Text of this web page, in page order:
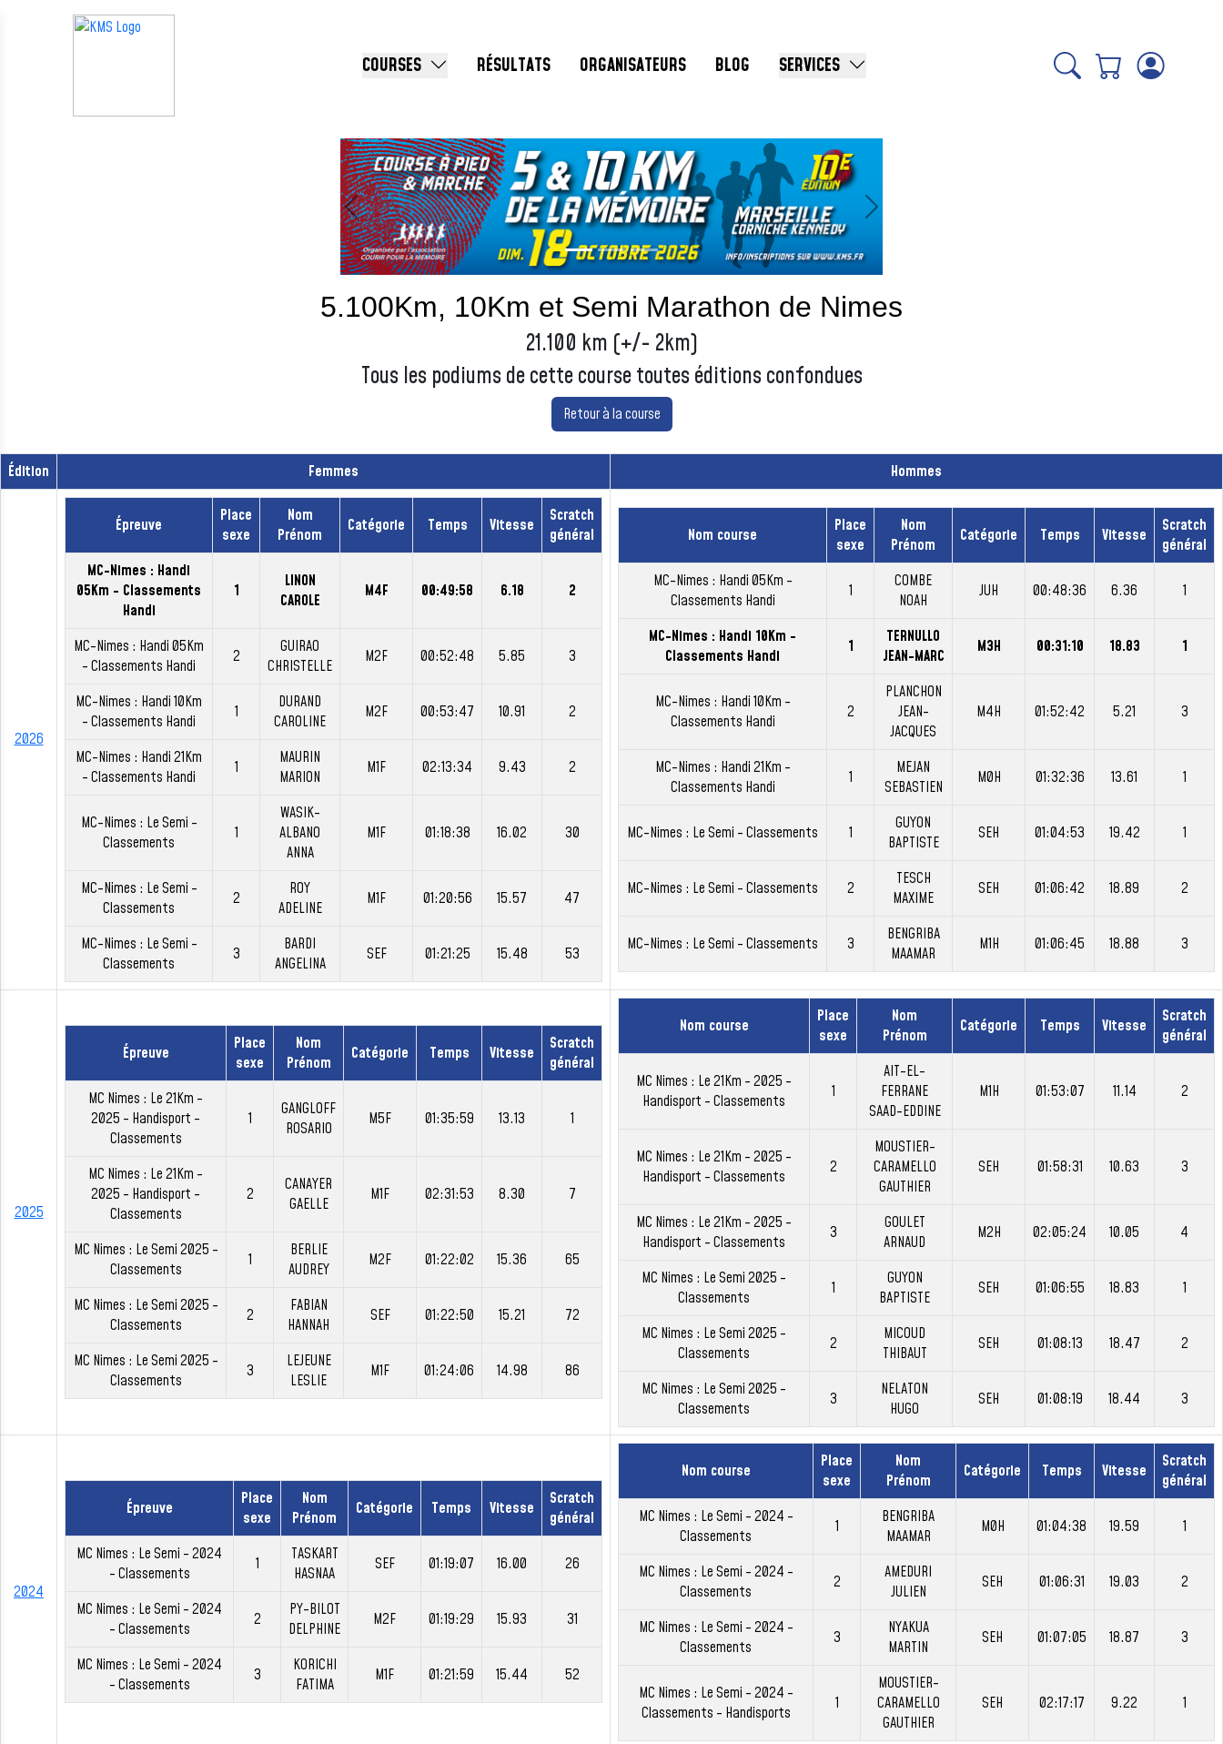
COURSES RÉSULTATS ORGANISATEURS BLOG SERVICES
Précédent Suivant
5.100Km, 10Km et Semi Marathon de Nimes
21.100 km (+/- 2km)
Tous les podiums de cette course toutes éditions confondues
Retour à la course
Édition Femmes Hommes
2026
Épreuve
Place
sexe
Nom
Prénom
Catégorie Temps Vitesse
Scratch
général
MC-Nimes : Handi
05Km - Classements
Handi
1
LINON
CAROLE
M4F 00:49:58 6.18 2
MC-Nimes : Handi 05Km
- Classements Handi
2
GUIRAO
CHRISTELLE
M2F 00:52:48 5.85 3
MC-Nimes : Handi 10Km
- Classements Handi
1
DURAND
CAROLINE
M2F 00:53:47 10.91 2
MC-Nimes : Handi 21Km
- Classements Handi
1
MAURIN
MARION
M1F 02:13:34 9.43 2
MC-Nimes : Le Semi -
Classements
1
WASIK-
ALBANO
ANNA
M1F 01:18:38 16.02 30
MC-Nimes : Le Semi -
Classements
2
ROY
ADELINE
M1F 01:20:56 15.57 47
MC-Nimes : Le Semi -
Classements
3
BARDI
ANGELINA
SEF 01:21:25 15.48 53
Nom course
Place
sexe
Nom
Prénom
Catégorie Temps Vitesse
Scratch
général
MC-Nimes : Handi 05Km -
Classements Handi
1
COMBE
NOAH
JUH 00:48:36 6.36 1
MC-Nimes : Handi 10Km -
Classements Handi
1
TERNULLO
JEAN-MARC
M3H 00:31:10 18.83 1
MC-Nimes : Handi 10Km -
Classements Handi
2
PLANCHON
JEAN-
JACQUES
M4H 01:52:42 5.21 3
MC-Nimes : Handi 21Km -
Classements Handi
1
MEJAN
SEBASTIEN
M0H 01:32:36 13.61 1
MC-Nimes : Le Semi - Classements 1
GUYON
BAPTISTE
SEH 01:04:53 19.42 1
MC-Nimes : Le Semi - Classements 2
TESCH
MAXIME
SEH 01:06:42 18.89 2
MC-Nimes : Le Semi - Classements 3
BENGRIBA
MAAMAR
M1H 01:06:45 18.88 3
2025
Épreuve
Place
sexe
Nom
Prénom
Catégorie Temps Vitesse
Scratch
général
MC Nimes : Le 21Km -
2025 - Handisport -
Classements
1
GANGLOFF
ROSARIO
M5F 01:35:59 13.13 1
MC Nimes : Le 21Km -
2025 - Handisport -
Classements
2
CANAYER
GAELLE
M1F 02:31:53 8.30 7
MC Nimes : Le Semi 2025 -
Classements
1
BERLIE
AUDREY
M2F 01:22:02 15.36 65
MC Nimes : Le Semi 2025 -
Classements
2
FABIAN
HANNAH
SEF 01:22:50 15.21 72
MC Nimes : Le Semi 2025 -
Classements
3
LEJEUNE
LESLIE
M1F 01:24:06 14.98 86
Nom course
Place
sexe
Nom
Prénom
Catégorie Temps Vitesse
Scratch
général
MC Nimes : Le 21Km - 2025 -
Handisport - Classements
1
AIT-EL-
FERRANE
SAAD-EDDINE
M1H 01:53:07 11.14 2
MC Nimes : Le 21Km - 2025 -
Handisport - Classements
2
MOUSTIER-
CARAMELLO
GAUTHIER
SEH 01:58:31 10.63 3
MC Nimes : Le 21Km - 2025 -
Handisport - Classements
3
GOULET
ARNAUD
M2H 02:05:24 10.05 4
MC Nimes : Le Semi 2025 -
Classements
1
GUYON
BAPTISTE
SEH 01:06:55 18.83 1
MC Nimes : Le Semi 2025 -
Classements
2
MICOUD
THIBAUT
SEH 01:08:13 18.47 2
MC Nimes : Le Semi 2025 -
Classements
3
NELATON
HUGO
SEH 01:08:19 18.44 3
2024
Épreuve
Place
sexe
Nom
Prénom
Catégorie Temps Vitesse
Scratch
général
MC Nimes : Le Semi - 2024
- Classements
1
TASKART
HASNAA
SEF 01:19:07 16.00 26
MC Nimes : Le Semi - 2024
- Classements
2
PY-BILOT
DELPHINE
M2F 01:19:29 15.93 31
MC Nimes : Le Semi - 2024
- Classements
3
KORICHI
FATIMA
M1F 01:21:59 15.44 52
Nom course
Place
sexe
Nom
Prénom
Catégorie Temps Vitesse
Scratch
général
MC Nimes : Le Semi - 2024 -
Classements
1
BENGRIBA
MAAMAR
M0H 01:04:38 19.59 1
MC Nimes : Le Semi - 2024 -
Classements
2
AMEDURI
JULIEN
SEH 01:06:31 19.03 2
MC Nimes : Le Semi - 2024 -
Classements
3
NYAKUA
MARTIN
SEH 01:07:05 18.87 3
MC Nimes : Le Semi - 2024 -
Classements - Handisports
1
MOUSTIER-
CARAMELLO
GAUTHIER
SEH 02:17:17 9.22 1
Panneau de gestion des cookies